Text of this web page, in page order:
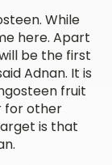
While
here. Apart
be the first
Adnan. It is
fruit
for other
is that